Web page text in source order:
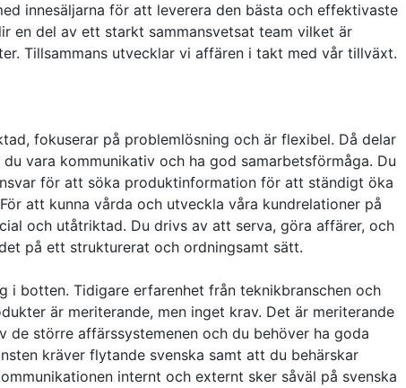
innesäljarna för att leverera den bästa och effektivaste
en del av ett starkt sammansvetsat team vilket är
Tillsammans utvecklar vi affären i takt med vår tillväxt.
fokuserar på problemlösning och är flexibel. Då delar
vara kommunikativ och ha god samarbetsförmåga. Du
för att söka produktinformation för att ständigt öka
att kunna vårda och utveckla våra kundrelationer på
och utåtriktad. Du drivs av att serva, göra affärer, och
på ett strukturerat och ordningsamt sätt.
i botten. Tidigare erfarenhet från teknikbranschen och
är meriterande, men inget krav. Det är meriterande
de större affärssystemenen och du behöver ha goda
kräver flytande svenska samt att du behärskar
internt och externt sker såväl på svenska